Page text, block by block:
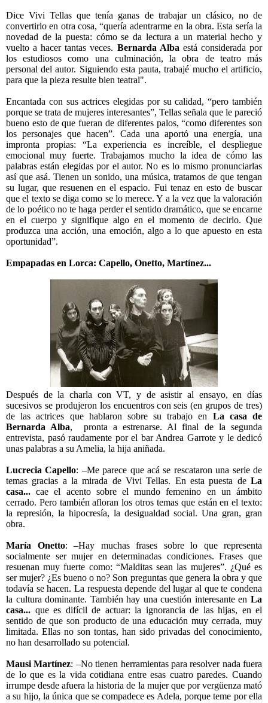
Dice Vivi Tellas que tenía ganas de trabajar un clásico, no de
convertirlo en otra cosa, “quería adentrarme en la obra. Esta sería la
novedad de la puesta: cómo se da lectura a un material hecho y
vuelto a hacer tantas veces. Bernarda Albaestá considerada por
los estudiosos como una culminación, la obra de teatro más
personal del autor. Siguiendo esta pauta, trabajé mucho el artificio,
para que la pieza resulte bien teatral".
Encantada con sus actrices elegidas por su calidad, “pero también
porque se trata de mujeres interesantes”, Tellas señala que le pareció
bueno esto de que fueran de diferentes palos, “como diferentes son
los personajes que hacen”. Cada una aportó una energía, una
impronta propias: “La experiencia es increíble, el despliegue
emocional muy fuerte. Trabajamos mucho la idea de cómo las
palabras están elegidas por el autor. No es lo mismo pronunciarlas
así que asá. Tienen un sonido, una música, tratamos de que tengan
su lugar, que resuenen en el espacio. Fui tenaz en esto de buscar
que el texto se diga como se lo merece. Y a la vez que la valoración
de lo poético no te haga perder el sentido dramático, que se encarne
en el cuerpo y signifique algo en el momento de decirlo. Que
produzca una acción, una emoción, algo a lo que apuesto en esta
oportunidad”.
Empapadas en Lorca: Capello, Onetto, Martínez...
Después de la charla con VT, y de asistir al ensayo, en días
sucesivos se produjeron los encuentros con seis (en grupos de tres)
de las actrices que hablaron sobre su trabajo en La casa de
Bernarda Alba,
pronta a estrenarse. Al final de la segunda
entrevista, pasó raudamente por el bar Andrea Garrote y le dedicó
unas palabras a su Amelia, la hija aniñada.
Lucrecia Capello: –Me parece que acá se rescataron una serie de
temas gracias a la mirada de Vivi Tellas. En esta puesta de La
casa... cae el acento sobre el mundo femenino en un ámbito
cerrado. Pero también afloran los otros temas que están en el texto:
la represión, la hipocresía, la desigualdad social. Una gran, gran
obra.
María Onetto: –Hay muchas frases sobre lo que representa
socialmente ser mujer en determinadas condiciones. Frases que
resuenan muy fuerte como: “Malditas sean las mujeres”. ¿Qué es
ser mujer? ¿Es bueno o no? Son preguntas que genera la obra y que
todavía se hacen. La respuesta depende del lugar al que te condena
la cultura dominante. También hay una cuestión interesante en La
casa... que es difícil de actuar: la ignorancia de las hijas, en el
sentido de que son producto de una educación muy cerrada, muy
limitada. Ellas no son tontas, han sido privadas del conocimiento,
no han desarrollado su potencial.
Mausi Martínez: –No tienen herramientas para resolver nada fuera
de lo que es la vida cotidiana entre esas cuatro paredes. Cuando
irrumpe desde afuera la historia de la mujer que por vergüenza mató
a su hijo, la única que se compadece es Adela, porque teme por ella